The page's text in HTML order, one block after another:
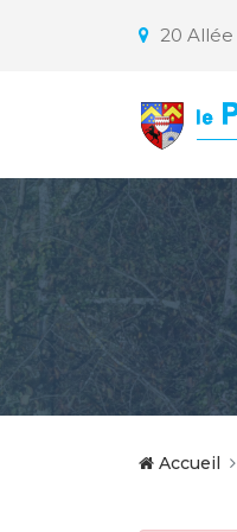
20
Accueil